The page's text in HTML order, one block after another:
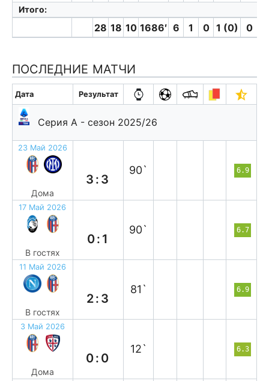
Итого:
28 18 10 1686′ 6 1 0 1 (0) 0
ПОСЛЕДНИЕ МАТЧИ
Дата Результат
Серия А - сезон 2025/26
23 Май 2026
Дома
3:3
90` 6.9
17 Май 2026
В гостях
0:1
90` 6.7
11 Май 2026
В гостях
2:3
81` 6.9
3 Май 2026
Дома
0:0
12` 6.3